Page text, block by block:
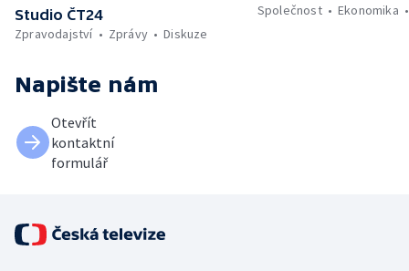
Studio ČT24
Zpravodajství
Zprávy Diskuze
Společnost
Ekonomika
Napište nám
Otevřít
kontaktní
formulář